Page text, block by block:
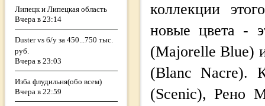
Липецк и Липецкая область
Вчера в 23:14
Duster vs б/у за 450...750 тыс.
руб.
Вчера в 23:03
Изба флудильня(обо всем)
Вчера в 22:59
коллекции
новые цвета -
(Majorelle Blue)
(Blanc Nacre).
(Scenic), Рено